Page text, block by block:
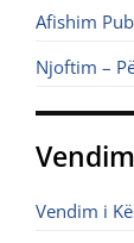
Afishim
Njoftim –
Vendim i